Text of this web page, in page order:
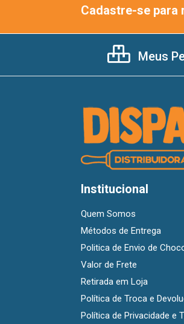
Cadastre-se para
Meus
Institucional
Quem Somos
Métodos de Entrega
Politica de Envio de
Valor de Frete
Retirada em Loja
Política de Troca e
Política de Privacidade e